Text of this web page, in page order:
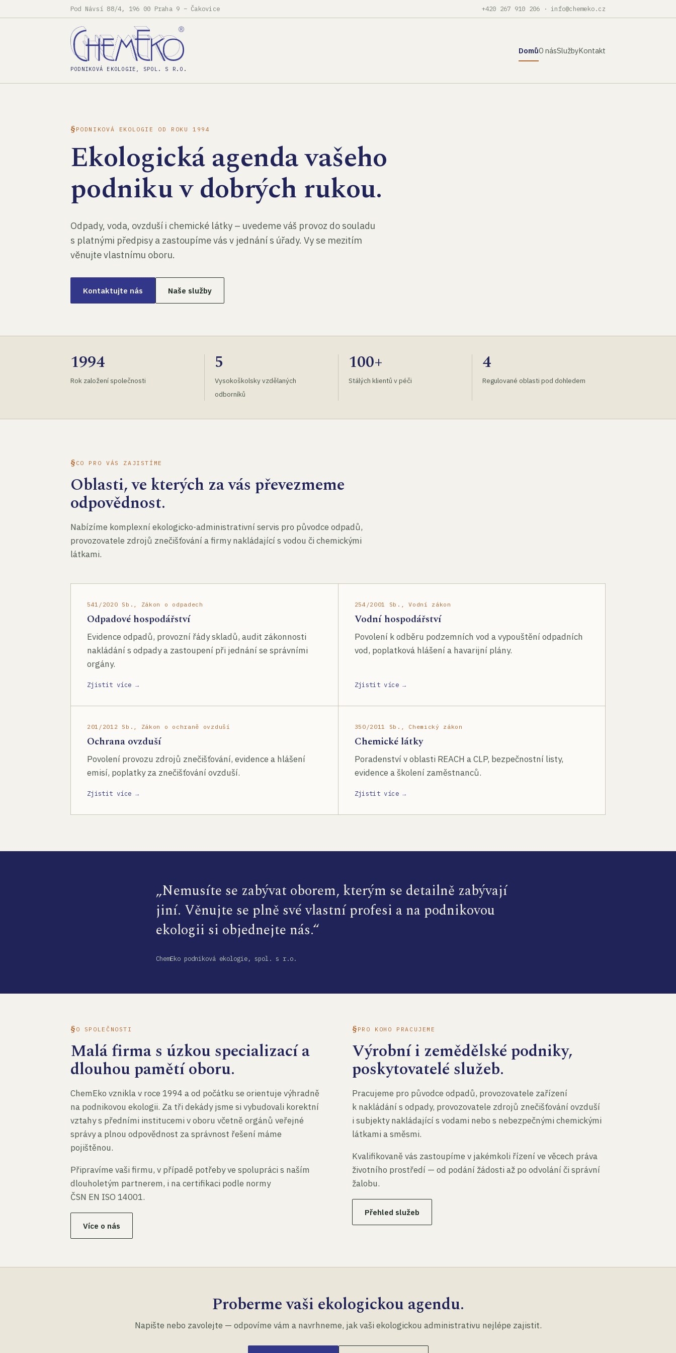
Pod Návsí 88/4, 196 00 Praha 9 – Čakovice +420 267 910 206 · info@chemeko.cz
PODNIKOVÁ EKOLOGIE, SPOL. S R.O.
DomůO násSlužbyKontakt
PODNIKOVÁ EKOLOGIE OD ROKU 1994
Ekologická agenda vašeho
podniku v dobrých rukou.
Odpady, voda, ovzduší i chemické látky – uvedeme váš provoz do souladu
s platnými předpisy a zastoupíme vás v jednání s úřady. Vy se mezitím
věnujte vlastnímu oboru.
Kontaktujte nás Naše služby
1994
Rok založení společnosti
5
Vysokoškolsky vzdělaných
odborníků
100+
Stálých klientů v péči
4
Regulované oblasti pod dohledem
CO PRO VÁS ZAJISTÍME
Oblasti, ve kterých za vás převezmeme
odpovědnost.
Nabízíme komplexní ekologicko-administrativní servis pro původce odpadů,
provozovatele zdrojů znečišťování a firmy nakládající s vodou či chemickými
látkami.
541/2020 Sb., Zákon o odpadech
Odpadové hospodářství
Evidence odpadů, provozní řády skladů, audit zákonnosti
nakládání s odpady a zastoupení při jednání se správními
orgány.
Zjistit více →
254/2001 Sb., Vodní zákon
Vodní hospodářství
Povolení k odběru podzemních vod a vypouštění odpadních
vod, poplatková hlášení a havarijní plány.
Zjistit více →
201/2012 Sb., Zákon o ochraně ovzduší
Ochrana ovzduší
Povolení provozu zdrojů znečišťování, evidence a hlášení
emisí, poplatky za znečišťování ovzduší.
Zjistit více →
350/2011 Sb., Chemický zákon
Chemické látky
Poradenství v oblasti REACH a CLP, bezpečnostní listy,
evidence a školení zaměstnanců.
Zjistit více →
„Nemusíte se zabývat oborem, kterým se detailně zabývají
jiní. Věnujte se plně své vlastní profesi a na podnikovou
ekologii si objednejte nás.“
ChemEko podniková ekologie, spol. s r.o.
O SPOLEČNOSTI
Malá firma s úzkou specializací a
dlouhou pamětí oboru.
ChemEko vznikla v roce 1994 a od počátku se orientuje výhradně
na podnikovou ekologii. Za tři dekády jsme si vybudovali korektní
vztahy s předními institucemi v oboru včetně orgánů veřejné
správy a plnou odpovědnost za správnost řešení máme
pojištěnou.
Připravíme vaši firmu, v případě potřeby ve spolupráci s naším
dlouholetým partnerem, i na certifikaci podle normy
ČSN EN ISO 14001.
Více o nás
PRO KOHO PRACUJEME
Výrobní i zemědělské podniky,
poskytovatelé služeb.
Pracujeme pro původce odpadů, provozovatele zařízení
k nakládání s odpady, provozovatele zdrojů znečišťování ovzduší
i subjekty nakládající s vodami nebo s nebezpečnými chemickými
látkami a směsmi.
Kvalifikovaně vás zastoupíme v jakémkoli řízení ve věcech práva
životního prostředí — od podání žádosti až po odvolání či správní
žalobu.
Přehled služeb
Proberme vaši ekologickou agendu.
Napište nebo zavolejte — odpovíme vám a navrhneme, jak vaši ekologickou administrativu nejlépe zajistit.